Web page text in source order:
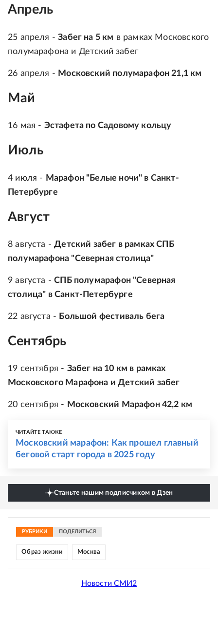
Апрель
25 апреля -Забег на 5 км в рамках Московского
полумарафона и Детский забег
26 апреля - Московский полумарафон 21,1 км
Май
16 мая - Эстафета по Садовому кольцу
Июль
4 июля - Марафон "Белые ночи" в Санкт-
Петербурге
Август
8 августа -Детский забег в рамках СПБ
полумарафона "Северная столица"
9 августа -СПБ полумарафон "Северная
столица" в Санкт-Петербурге
22 августа - Большой фестиваль бега
Сентябрь
19 сентября - Забег на 10 км в рамках
Московского Марафона и Детский забег
20 сентября - Московский Марафон 42,2 км
ЧИТАЙТЕ ТАКЖЕ
Московский марафон: Как прошел главный
беговой старт города в 2025 году
Станьте нашим подписчиком в Дзен
РУБРИКИ ПОДЕЛИТЬСЯ
Образ жизни Москва
Новости СМИ2